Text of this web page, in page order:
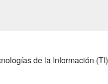
de la Información (TI)